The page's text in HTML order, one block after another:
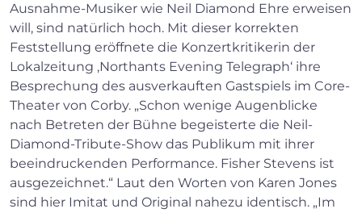
Ausnahme-Musiker wie Neil Diamond Ehre erweisen
will, sind natürlich hoch. Mit dieser korrekten
Feststellung eröffnete die Konzertkritikerin der
Lokalzeitung ‚Northants Evening Telegraph‘ ihre
Besprechung des ausverkauften Gastspiels im Core-
Theater von Corby. „Schon wenige Augenblicke
nach Betreten der Bühne begeisterte die Neil-
Diamond-Tribute-Show das Publikum mit ihrer
beeindruckenden Performance. Fisher Stevens ist
ausgezeichnet.“ Laut den Worten von Karen Jones
sind hier Imitat und Original nahezu identisch. „Im